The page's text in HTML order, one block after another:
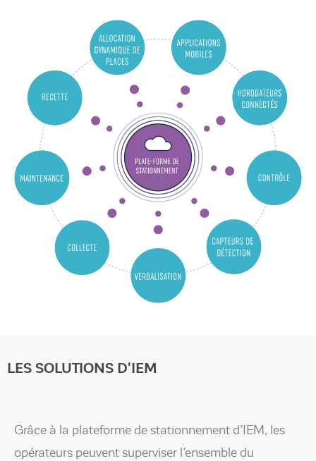
LES SOLUTIONS D'IEM
Grâce à la plateforme de stationnement d’IEM, les
opérateurs peuvent superviser l’ensemble du